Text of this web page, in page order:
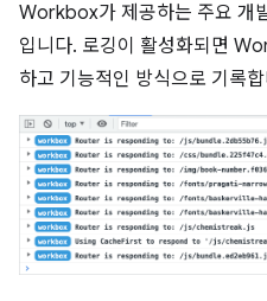
Workbox가 제공하는 주요 개
입니다. 로깅이 활성화되면
하고 기능적인 방식으로 기록